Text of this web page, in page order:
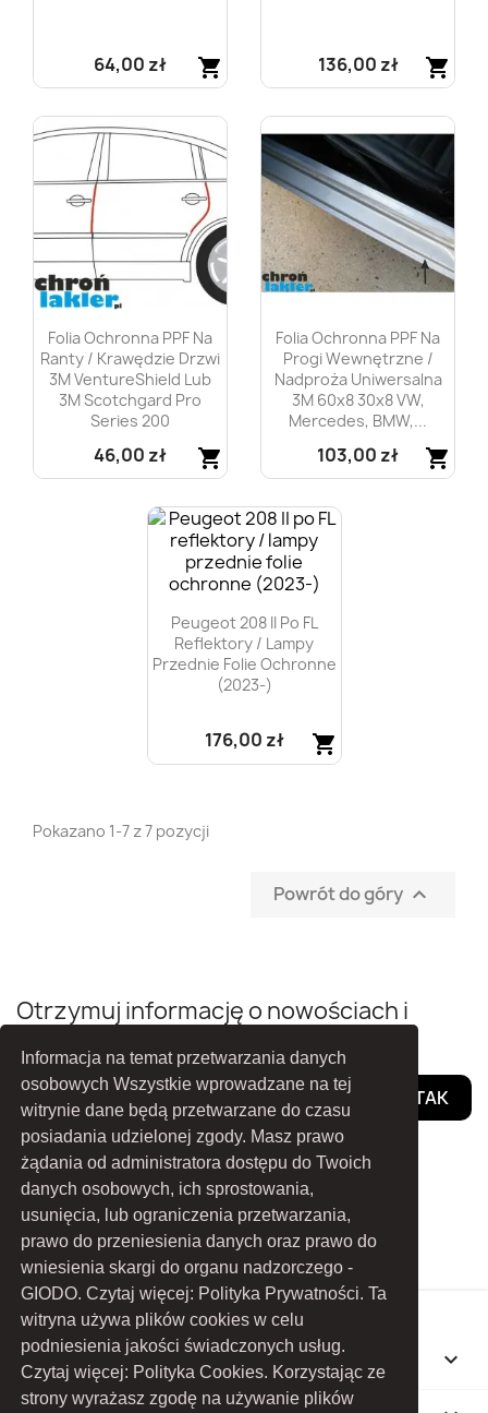
Informacja na temat przetwarzania danych
osobowych Wszystkie wprowadzane na tej
witrynie dane będą przetwarzane do czasu
posiadania udzielonej zgody. Masz prawo
żądania od administratora dostępu do Twoich
danych osobowych, ich sprostowania,
usunięcia, lub ograniczenia przetwarzania,
prawo do przeniesienia danych oraz prawo do
wniesienia skargi do organu nadzorczego -
GIODO. Czytaj więcej: Polityka Prywatności. Ta
witryna używa plików cookies w celu
podniesienia jakości świadczonych usług.
Czytaj więcej: Polityka Cookies. Korzystając ze
strony wyrażasz zgodę na używanie plików
shopping_cart
64,00 zł

shopping_cart
136,00 zł

Folia Ochronna PPF Na
Ranty / Krawędzie Drzwi
3M VentureShield Lub
3M Scotchgard Pro
Series 200
shopping_cart
46,00 zł
Szybki podgląd
Folia Ochronna PPF Na
Progi Wewnętrzne /
Nadproża Uniwersalna
3M 60x8 30x8 VW,
Mercedes, BMW,...
shopping_cart
103,00 zł
Szybki podgląd
Peugeot 208 II Po FL
Reflektory / Lampy
Przednie Folie Ochronne
(2023-)
shopping_cart
176,00 zł
Pokazano 1-7 z 7 pozycji
Powrót do góry 
Otrzymuj informację o nowościach i
Możesz zrezygnować w każdej chwili. Szczegóły w polityce
prywatności.
FacebookYouTube
INFORMACJE O PRODUKTACH 